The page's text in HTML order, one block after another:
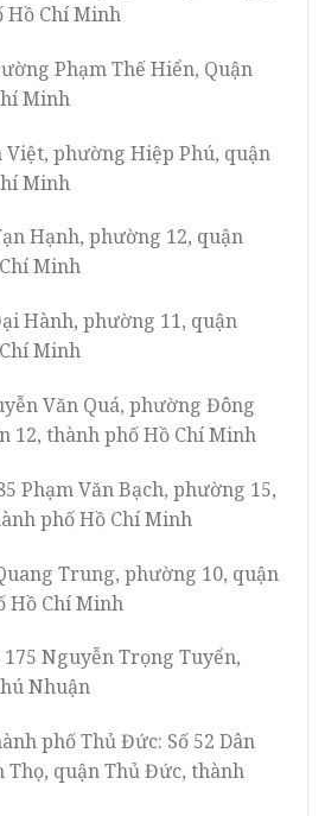
Hồ Chí Minh
Phạm Thế Hiển, Quận
Minh
Việt, phường Hiệp Phú, quận
Minh
Hạnh, phường 12, quận
Minh
Hành, phường 11, quận
Minh
Văn Quá, phường Đông
12, thành phố Hồ Chí Minh
Phạm Văn Bạch, phường 15,
phố Hồ Chí Minh
Trung, phường 10, quận
Hồ Chí Minh
Nguyễn Trọng Tuyển,
Nhuận
phố Thủ Đức: Số 52 Dân
Thọ, quận Thủ Đức, thành